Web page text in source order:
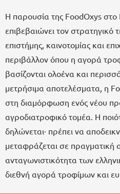
Η παρουσία της FoodOxys
επιβεβαιώνει τον στρατηγικό
επιστήμης, καινοτομίας και
περιβάλλον όπου η αγορά
βασίζονται ολοένα και
μετρήσιμα αποτελέσματα, η
στη διαμόρφωση ενός νέου
αγροδιατροφικό τομέα. Η
δηλώνεται· πρέπει να
μεταφράζεται σε πραγματική
ανταγωνιστικότητα των
διεθνή αγορά τροφίμων και